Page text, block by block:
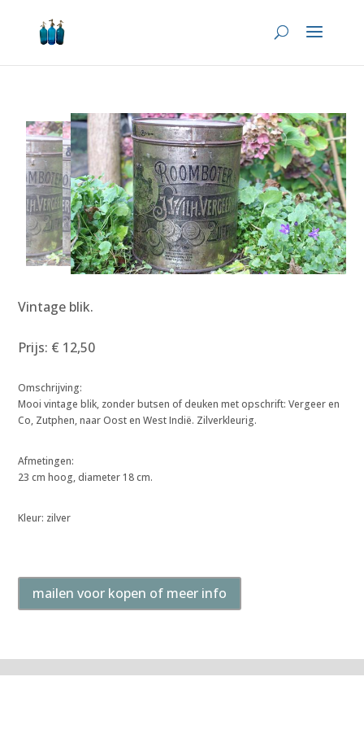
Vintage blik.
Prijs: € 12,50
Omschrijving:
Mooi vintage blik, zonder butsen of deuken met opschrift: Vergeer en
Co, Zutphen, naar Oost en West Indië. Zilverkleurig.
Afmetingen:
23 cm hoog, diameter 18 cm.
Kleur: zilver
mailen voor kopen of meer info